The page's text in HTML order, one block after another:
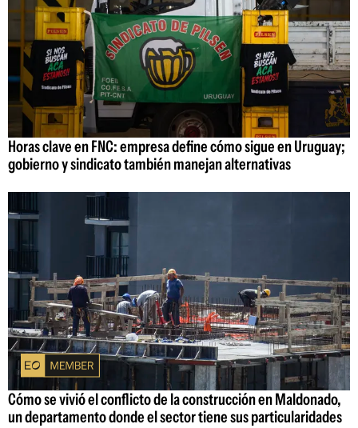
Horas clave en FNC: empresa define cómo sigue en Uruguay;
gobierno y sindicato también manejan alternativas
Cómo se vivió el conflicto de la construcción en Maldonado,
un departamento donde el sector tiene sus particularidades